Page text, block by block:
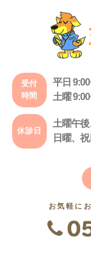
受付
時間
平日
土曜
休診日
土曜午後
日曜、祝
お気軽に